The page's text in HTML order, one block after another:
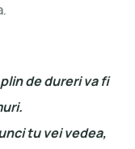
de dureri va fi
tu vei vedea,